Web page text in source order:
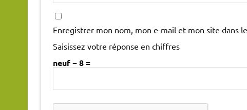
Enregistrer mon nom, mon e-mail et mon site dans
Saisissez votre réponse en chiffres
neuf − 8 =